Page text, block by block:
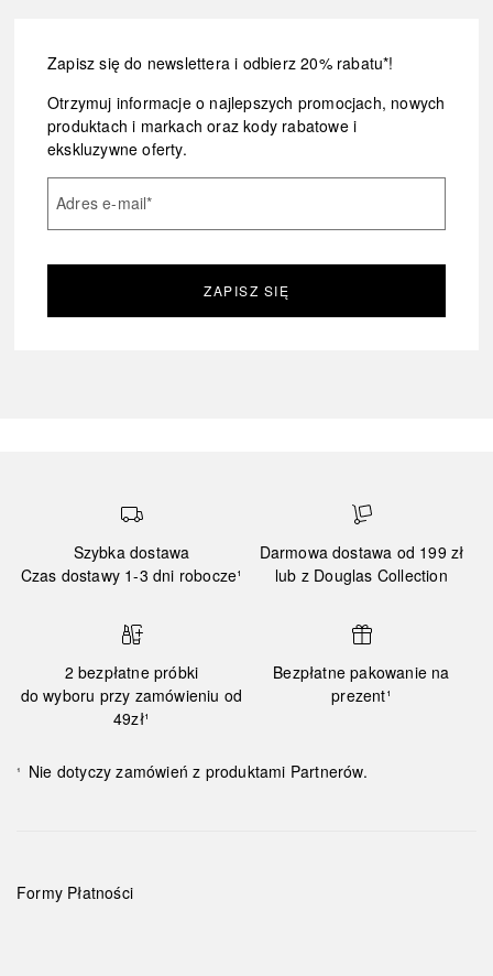
Zapisz się do newslettera i odbierz 20% rabatu*!
Otrzymuj informacje o najlepszych promocjach, nowych
produktach i markach oraz kody rabatowe i
ekskluzywne oferty.
Adres e-mail*
ZAPISZ SIĘ
Szybka dostawa
Czas dostawy 1-3 dni robocze¹
Darmowa dostawa od 199 zł
lub z Douglas Collection
2 bezpłatne próbki
do wyboru przy zamówieniu od
49zł¹
Bezpłatne pakowanie na
prezent¹
¹ Nie dotyczy zamówień z produktami Partnerów.
Formy Płatności